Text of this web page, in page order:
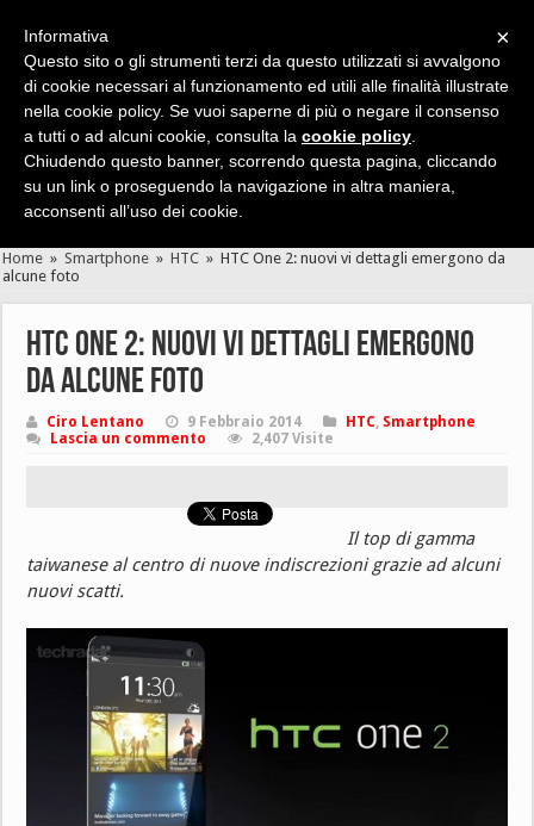
Cerca velocemente news, recensioni, guide, app, giochi ...
Home » Smartphone » HTC » HTC One 2: nuovi vi dettagli emergono da
alcune foto
HTC One 2: nuovi vi dettagli emergono
da alcune foto
Ciro Lentano 9 Febbraio 2014 HTC, Smartphone
Lascia un commento
2,407 Visite
Il top di gamma
taiwanese al centro di nuove indiscrezioni grazie ad alcuni
nuovi scatti.
×
Informativa
Questo sito o gli strumenti terzi da questo utilizzati si avvalgono
di cookie necessari al funzionamento ed utili alle finalità illustrate
nella cookie policy. Se vuoi saperne di più o negare il consenso
a tutti o ad alcuni cookie, consulta la cookie policy
Chiudendo questo banner, scorrendo questa pagina, cliccando
su un link o proseguendo la navigazione in altra maniera,
acconsenti all’uso dei cookie.